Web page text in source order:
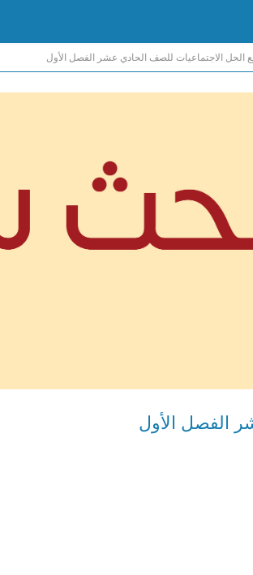
الحل الاجتماعيات للصف الحادي عشر الفصل الأول
الفصل الأول